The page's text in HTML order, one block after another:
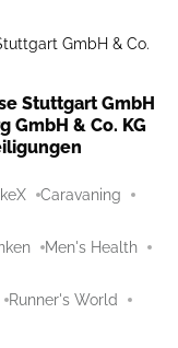
GmbH & Co.
Stuttgart GmbH
GmbH & Co. KG
Caravaning
Men's Health
Runner's World